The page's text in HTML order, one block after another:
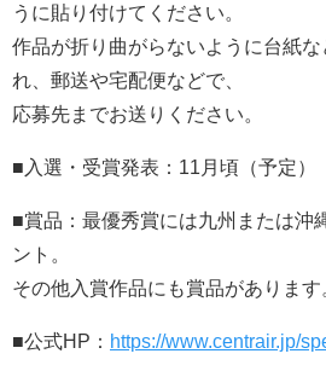
うに貼り付けてください。
作品が折り曲がらないように台紙
れ、郵送や宅配便などで、
応募先までお送りください。
■入選・受賞発表：11月頃（予定）
■賞品：最優秀賞には九州または沖
ント。
その他入賞作品にも賞品があります
■公式HP： https://www.centrair.jp/